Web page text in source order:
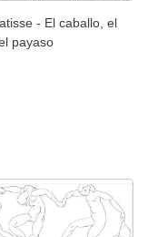
- El caballo, el
payaso